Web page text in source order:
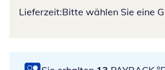
Lieferzeit:Bitte wählen Sie eine